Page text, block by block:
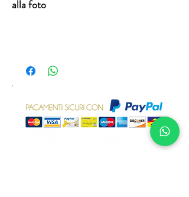
alla foto